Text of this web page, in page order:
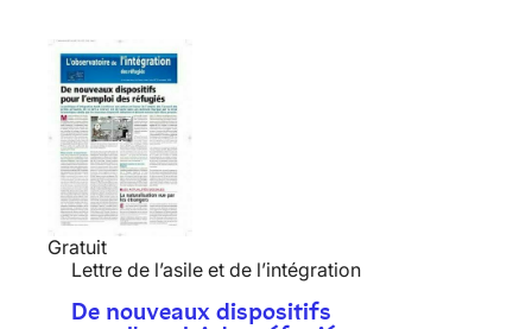
Gratuit
Lettre de l’asile et de l’intégration
De nouveaux dispositifs